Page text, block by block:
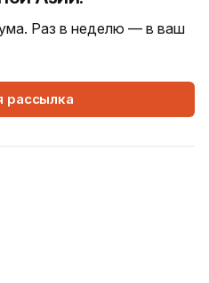
Раз в неделю — в ваш
рассылка